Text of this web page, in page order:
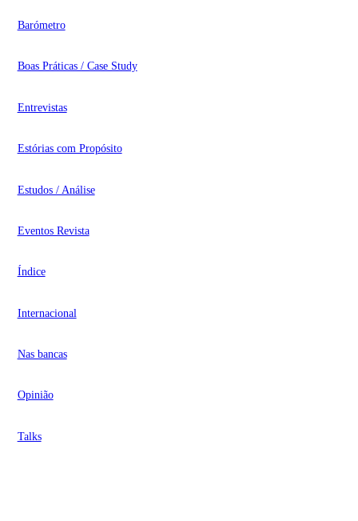
Barómetro
Boas Práticas / Case Study
Entrevistas
Estórias com Propósito
Estudos / Análise
Eventos Revista
Índice
Internacional
Nas bancas
Opinião
Talks